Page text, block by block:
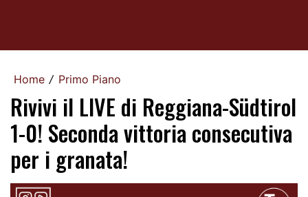
Home / Primo Piano
Rivivi il LIVE di Reggiana-Südtirol
1-0! Seconda vittoria consecutiva
per i granata!